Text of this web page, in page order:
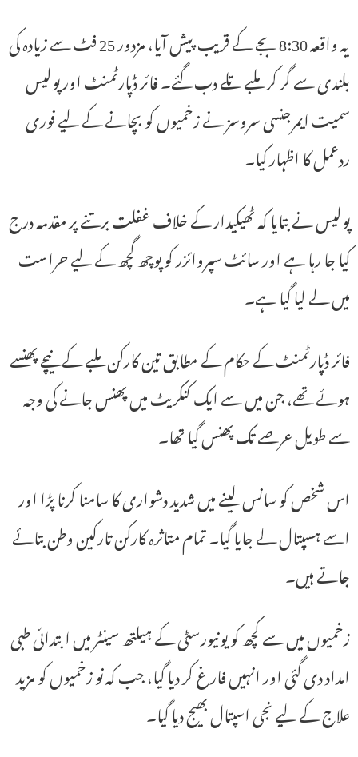
یہ واقعہ 8:30 بجے کے قریب پیش آیا، مزدور 25 فٹ سے زیادہ کی
بلندی سے گر کر ملبے تلے دب گئے۔ فائر ڈپارٹمنٹ اور پولیس
سمیت ایمرجنسی سروسز نے زخمیوں کو بچانے کے لیے فوری
ردعمل کا اظہار کیا۔
پولیس نے بتایا کہ ٹھیکیدار کے خلاف غفلت برتنے پر مقدمہ درج
کیا جا رہا ہے اور سائٹ سپروائزر کو پوچھ گچھ کے لیے حراست
میں لے لیا گیا ہے۔
فائر ڈپارٹمنٹ کے حکام کے مطابق تین کارکن ملبے کے نیچے پھنسے
ہوئے تھے، جن میں سے ایک کنکریٹ میں پھنس جانے کی وجہ
سے طویل عرصے تک پھنس گیا تھا۔
اس شخص کو سانس لینے میں شدید دشواری کا سامنا کرنا پڑا اور
اسے ہسپتال لے جایا گیا۔ تمام متاثرہ کارکن تارکین وطن بتائے
جاتے ہیں۔
زخمیوں میں سے کچھ کو یونیورسٹی کے ہیلتھ سینٹر میں ابتدائی طبی
امداد دی گئی اور انہیں فارغ کر دیا گیا، جب کہ نو زخمیوں کو مزید
علاج کے لیے نجی اسپتال بھیج دیا گیا۔